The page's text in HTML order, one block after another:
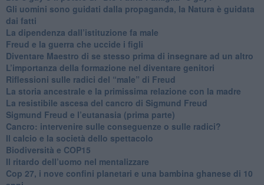
​Gli uomini sono guidati dalla propaganda, la Natura è guidata
dai fatti
La dipendenza dall’istituzione fa male
​Freud e la guerra che uccide i figli
​Diventare Maestro di se stesso prima di insegnare ad un altro
L’importanza della formazione nel diventare genitori
Riflessioni sulle radici del “male” di Freud
​La storia ancestrale e la primissima relazione con la madre
​La resistibile ascesa del cancro di Sigmund Freud
Sigmund Freud e l’eutanasia (prima parte)
Cancro: intervenire sulle conseguenze o sulle radici?
​Il calcio e la società dello spettacolo
Biodiversità e COP15
​Il ritardo dell’uomo nel mentalizzare
​Cop 27, i nove confini planetari e una bambina ghanese di 10